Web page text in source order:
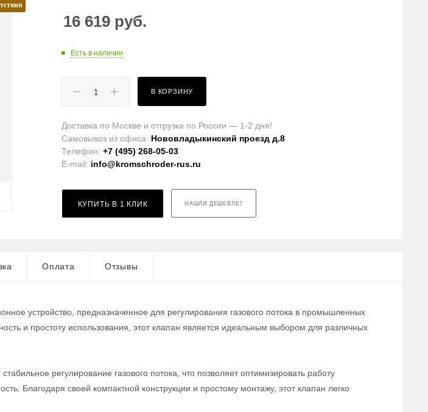
16 619 руб.
Есть в наличии
В КОРЗИНУ
Доставка по Москве и отгрузка по России — 1-2 дня!
Самовывоз из офиса: Нововладыкинский проезд д.8
Телефон:+7 (495) 268-05-03
E-mail: info@kromschroder-rus.ru
КУПИТЬ В 1 КЛИК НАШЛИ ДЕШЕВЛЕ?
Оплата Отзывы
устройство, предназначенное для регулирования газового потока в промышленных
и простоту использования, этот клапан является идеальным выбором для различных
регулирование газового потока, что позволяет оптимизировать работу
Благодаря своей компактной конструкции и простому монтажу, этот клапан легко